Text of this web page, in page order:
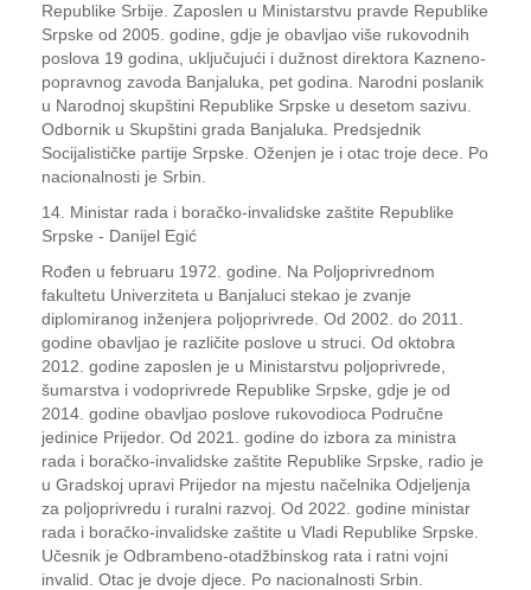
Republike Srbije. Zaposlen u Ministarstvu pravde Republike
Srpske od 2005. godine, gdje je obavljao više rukovodnih
poslova 19 godina, uključujući i dužnost direktora Kazneno-
popravnog zavoda Banjaluka, pet godina. Narodni poslanik
u Narodnoj skupštini Republike Srpske u desetom sazivu.
Odbornik u Skupštini grada Banjaluka. Predsjednik
Socijalističke partije Srpske. Oženjen je i otac troje dece. Po
nacionalnosti je Srbin.
14. Ministar rada i boračko-invalidske zaštite Republike
Srpske - Danijel Egić
Rođen u februaru 1972. godine. Na Poljoprivrednom
fakultetu Univerziteta u Banjaluci stekao je zvanje
diplomiranog inženjera poljoprivrede. Od 2002. do 2011.
godine obavljao je različite poslove u struci. Od oktobra
2012. godine zaposlen je u Ministarstvu poljoprivrede,
šumarstva i vodoprivrede Republike Srpske, gdje je od
2014. godine obavljao poslove rukovodioca Područne
jedinice Prijedor. Od 2021. godine do izbora za ministra
rada i boračko-invalidske zaštite Republike Srpske, radio je
u Gradskoj upravi Prijedor na mjestu načelnika Odjeljenja
za poljoprivredu i ruralni razvoj. Od 2022. godine ministar
rada i boračko-invalidske zaštite u Vladi Republike Srpske.
Učesnik je Odbrambeno-otadžbinskog rata i ratni vojni
invalid. Otac je dvoje djece. Po nacionalnosti Srbin.